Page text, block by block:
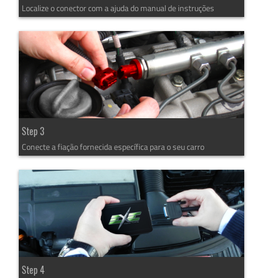
Localize o conector com a ajuda do manual de instruções
Step 3
Conecte a fiação fornecida específica para o seu carro
Step 4